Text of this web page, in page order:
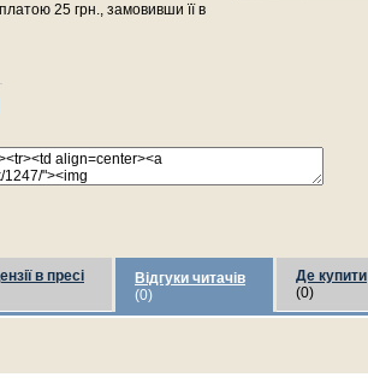
25 грн., замовивши її в
в пресі
Відгуки читачів
(0)
Де купити
(0)